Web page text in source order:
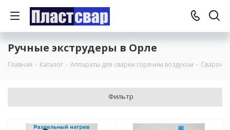
Ручные экструдеры в Орле
Главная - Каталог - Аппараты для сварки горячим воздухом -
Фильтр